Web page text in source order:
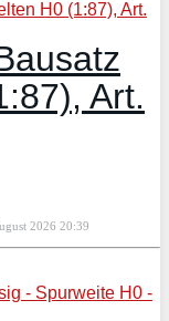
Art.
2026 20:39